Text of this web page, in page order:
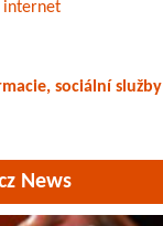
internet
sociální služby
News